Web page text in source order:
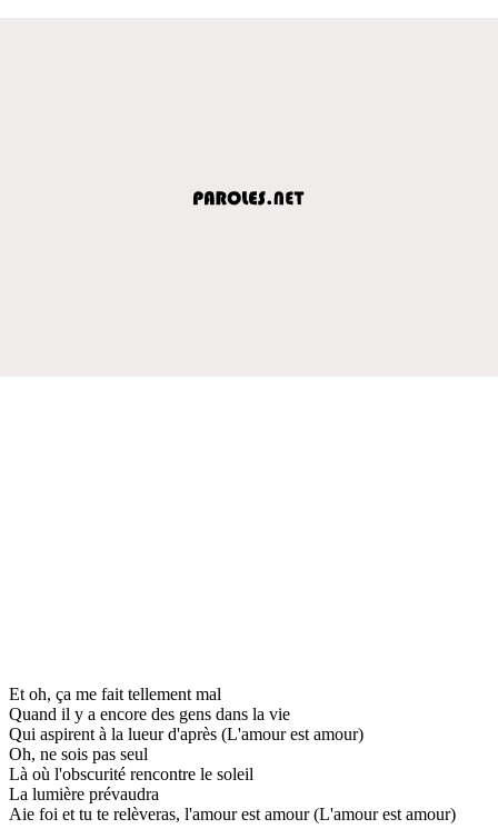
Et oh, ça me fait tellement mal
Quand il y a encore des gens dans la vie
Qui aspirent à la lueur d'après (L'amour est amour)
Oh, ne sois pas seul
Là où l'obscurité rencontre le soleil
La lumière prévaudra
Aie foi et tu te relèveras, l'amour est amour (L'amour est amour)